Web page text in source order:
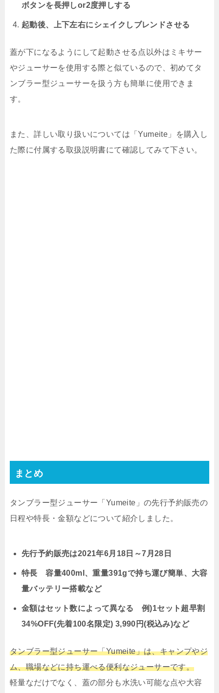
ボタンを長押しor2度押しする
起動後、上下左右にシェイクしブレンドさせる
蓋が下になるようにして起動させる点以外はミキサー
やジューサーを使用する際と似ているので、初めてタ
ンブラー型ジューサーを扱う方も簡単に使用できま
す。
また、詳しい取り扱いについては「Yumeite」を購入し
た際に付属する取扱説明書にて確認してみて下さい。
まとめ
タンブラー型ジューサー「Yumeite」の先行予約販売の
日程や特長・金額などについて紹介しました。
先行予約販売は2021年6月18日～7月28日
特長 容量400ml、重量391gで持ち運び簡単、大容
量バッテリー搭載など
金額はセット数によって異なる 例)1セット超早割
34%OFF(先着100名限定) 3,990円(税込み)など
タンブラー型ジューサー「Yumeite」は、キャンプやジ
ム、職場などに持ち運べる便利なジューサーです。
軽量なだけでなく、蓋の部分も水洗い可能な点や大容